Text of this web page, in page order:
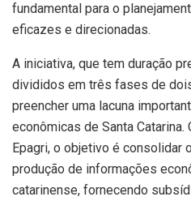
fundamental para o
eficazes e direcionadas.
A iniciativa, que tem duração
divididos em três fases de
preencher uma lacuna
econômicas de Santa
Epagri, o objetivo é consolidar
produção de informações
catarinense, fornecendo